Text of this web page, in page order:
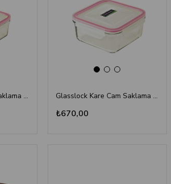
Glasslock Kare Cam Saklama Kabı 490 ml - Porsiyonluk, Fırın Uyumlu Temperli Cam Glasslock Kare Cam Saklama Kabı 900 ml - Fırın ve Mikrodalga İçin Şok Dayanımlı
₺670,00